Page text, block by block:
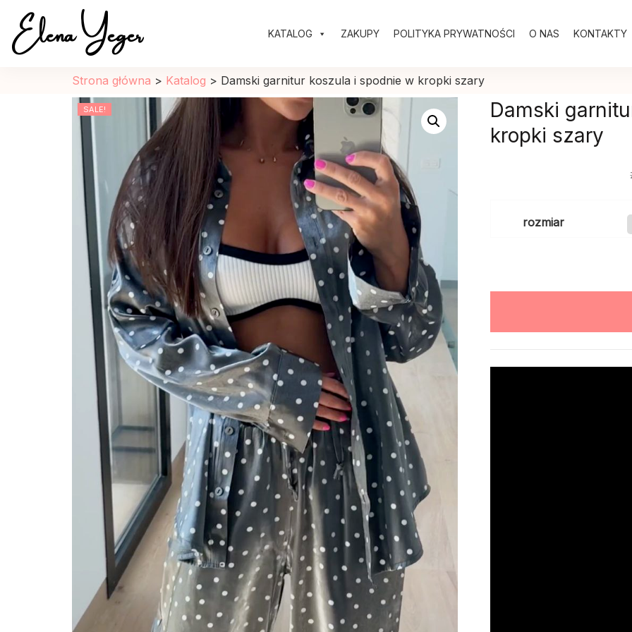
Elena Yeger
Sklep internetowy odziez damska
KATALOG ZAKUPY POLITYKA PRYWATNOŚCI O NAS KONTAKTY
Strona główna > Katalog > Damski garnitur koszula i spodnie w kropki szary
SALE!
Damski
kropki szary
rozmiar